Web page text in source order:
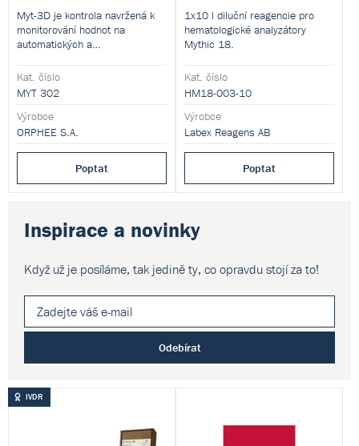
Inspirace a novinky
Když už je posíláme, tak jedině ty, co opravdu stojí za to!
Odebírat
Myt-3D je kontrola navržená k
monitorování hodnot na
automatických a
hematologických analyzátorů.
Kat. číslo
MYT 302
Výrobce
ORPHEE S.A.
Poptat
1x10 l diluční reagencie pro
hematologické analyzátory
Mythic 18.
Kat. číslo
HM18-003-10
Výrobce
Labex Reagens AB
Poptat
IVDR